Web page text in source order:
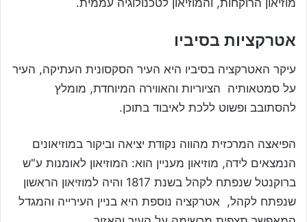
מוזיאון הרוקחות, והמוזיאון לטכנולוגיה עממית.
אטרקציות בסיביו
עיקר האטרקציה בסיביו היא העיר הסקסונית העתיקה, העיר
על סמטאותיה הציוריות והאווירה המיוחדת, מומלץ
להסתובב ופשוט ללכת לאיבוד בתוכן.
הפיאצה המרכזית מהווה נקודת יציאה וביקור במוזיאונים
הנמצאים לידה, מוזיאון מעניין הוא: המוזיאון לאומנות ע"ש
ברוקנטל שנפתח לקהל בשנת 1817 והיה למוזיאון הראשון
שנפתח לקהל, אטרקציה נוספת היא בניין העירייה והמגדל